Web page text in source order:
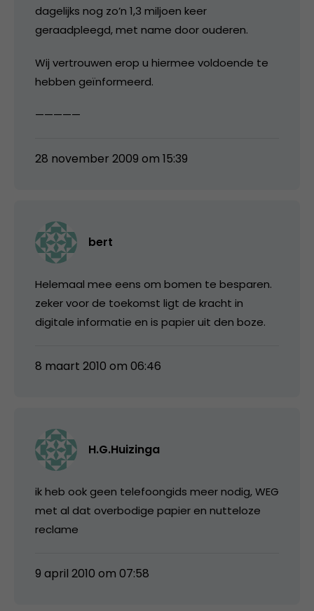
dagelijks nog zo’n 1,3 miljoen keer
geraadpleegd, met name door ouderen.
Wij vertrouwen erop u hiermee voldoende te
hebben geïnformeerd.
—————
28 november 2009 om 15:39
bert
Helemaal mee eens om bomen te besparen.
zeker voor de toekomst ligt de kracht in
digitale informatie en is papier uit den boze.
8 maart 2010 om 06:46
H.G.Huizinga
ik heb ook geen telefoongids meer nodig, WEG
met al dat overbodige papier en nutteloze
reclame
9 april 2010 om 07:58